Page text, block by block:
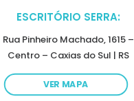
ESCRITÓRIO SERRA:
Rua Pinheiro Machado, 1615 –
Centro – Caxias do Sul | RS
VER MAPA